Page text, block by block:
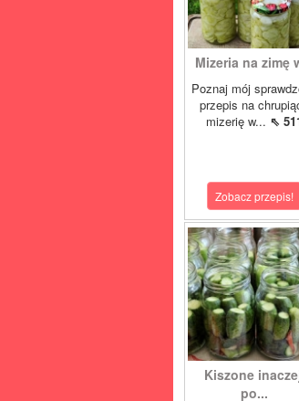
Mizeria na zimę
Poznaj mój
przepis na
mizerię w... ⇖
Zobacz przepis!
Kiszone
po...